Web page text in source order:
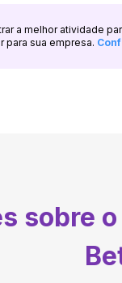
a melhor atividade
para sua empresa.
sobre o